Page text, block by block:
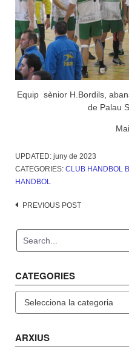
Equip sènior H.Bordils,
de Palau
UPDATED: juny de 2023
CATEGORIES: CLUB HANDBOL
HANDBOL
Post
PREVIOUS POST
CATEGORIES
ARXIUS